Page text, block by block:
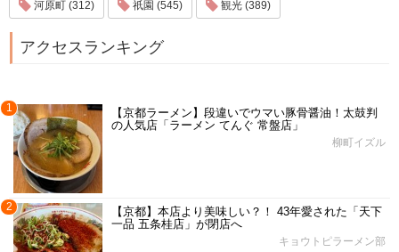
河原町 (312) 祇園 (545) 観光 (389)
アクセスランキング
1
【京都ラーメン】段違いでウマい豚骨醤油！太鼓判
の人気店「ラーメン てんぐ 常盤店」
柳町イズル
2
【京都】本店より美味しい？！ 43年愛された「天下
一品 五条桂店」が閉店へ
キョウトピラーメン部